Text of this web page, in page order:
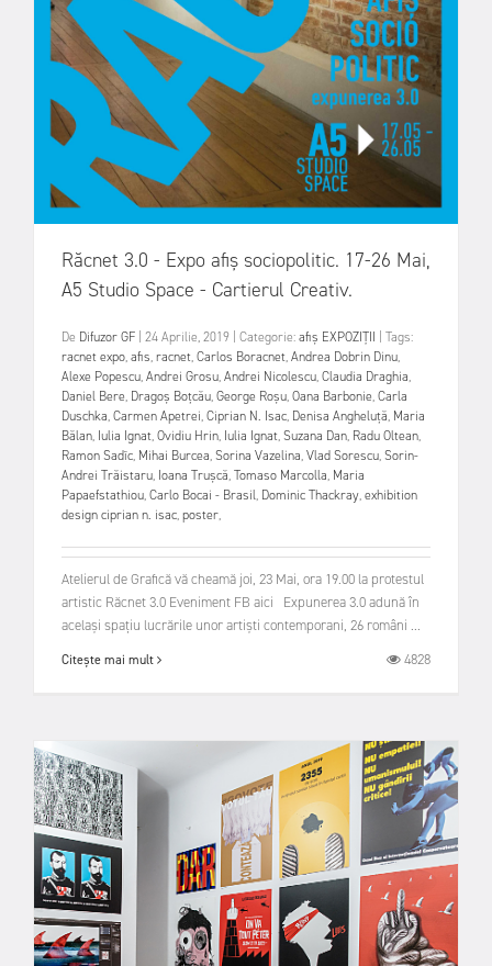
Răcnet 3.0 - Expo afiș sociopolitic. 17-26 Mai,
A5 Studio Space - Cartierul Creativ.
De Difuzor GF 24 Aprilie, 2019 Categorie:afiș EXPOZIȚII
Tags:
racnet expo,afis,racnet,Carlos Boracnet,Andrea Dobrin Dinu,
Alexe Popescu,Andrei Grosu,Andrei Nicolescu,Claudia Draghia,
Daniel Bere, Dragoș Boțcău,George Roșu,Oana Barbonie,Carla
Duschka,Carmen Apetrei,Ciprian N. Isac, Denisa Angheluță, Maria
Bălan, Iulia Ignat,Ovidiu Hrin, Iulia Ignat,Suzana Dan, Radu Oltean,
Ramon Sadîc, Mihai Burcea,Sorina Vazelina,Vlad Sorescu,Sorin-
Andrei Trăistaru, Ioana Trușcă,Tomaso Marcolla, Maria
Papaefstathiou,Carlo Bocai - Brasil, Dominic Thackray,exhibition
design ciprian n. isac,poster,
Atelierul de Grafică vă cheamă joi, 23 Mai, ora 19.00 la protestul
artistic Răcnet 3.0 Eveniment FB aici Expunerea 3.0 adună în
același spațiu lucrările unor artiști contemporani, 26 români ...
Citește mai mult 4828